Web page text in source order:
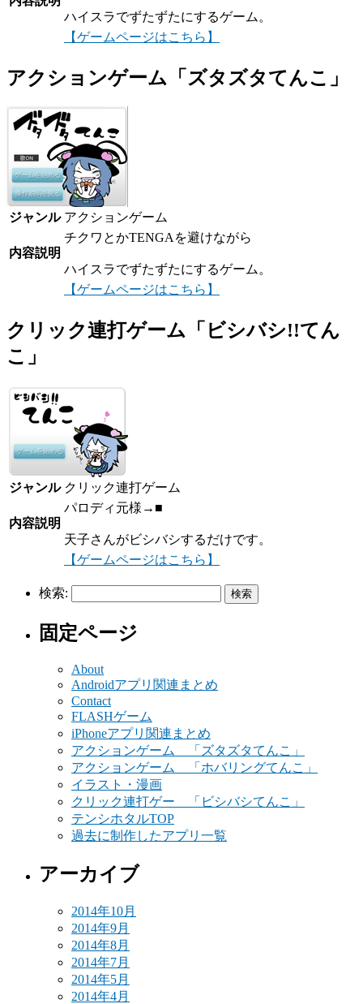
ハイスラでずたずたにするゲーム。
【ゲームページはこちら】
アクションゲーム「ズタズタてんこ」
ジャンル アクションゲーム
内容説明
チクワとかTENGAを避けながら
ハイスラでずたずたにするゲーム。
【ゲームページはこちら】
クリック連打ゲーム「ビシバシ!!てん
こ」
ジャンル クリック連打ゲーム
内容説明
パロディ元様→■
天子さんがビシバシするだけです。
【ゲームページはこちら】
検索:
固定ページ
About
Androidアプリ関連まとめ
Contact
FLASHゲーム
iPhoneアプリ関連まとめ
アクションゲーム 「ズタズタてんこ」
アクションゲーム 「ホバリングてんこ」
イラスト・漫画
クリック連打ゲー 「ビシバシてんこ」
テンシホタルTOP
過去に制作したアプリ一覧
アーカイブ
2014年10月
2014年9月
2014年8月
2014年7月
2014年5月
2014年4月